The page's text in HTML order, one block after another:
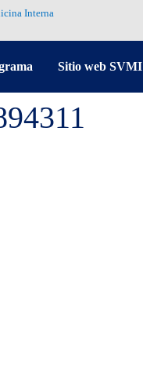
Interna
Sitio web SVMI